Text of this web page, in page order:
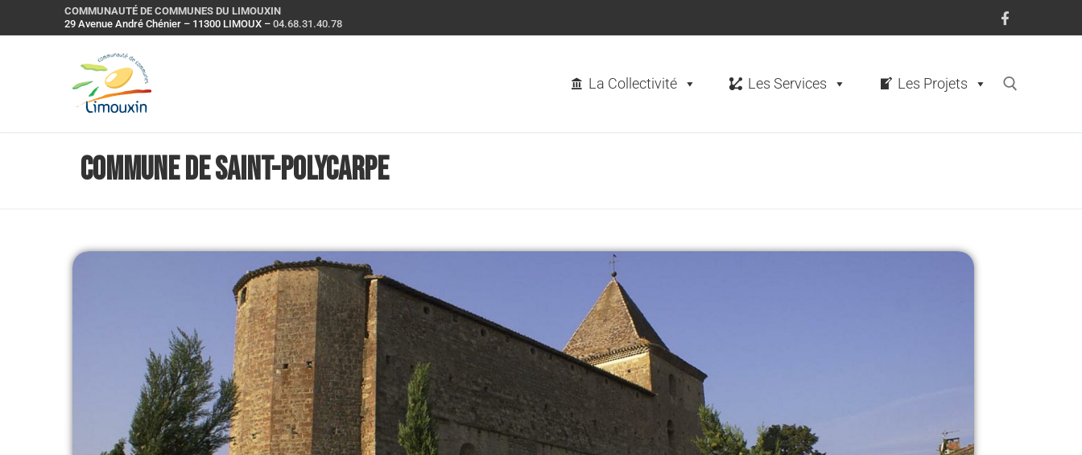
COMMUNAUTÉ DE COMMUNES DU LIMOUXIN
29 Avenue André Chénier – 11300 LIMOUX – 04.68.31.40.78
La Collectivité Les Services Les Projets
Commune de Saint-Polycarpe